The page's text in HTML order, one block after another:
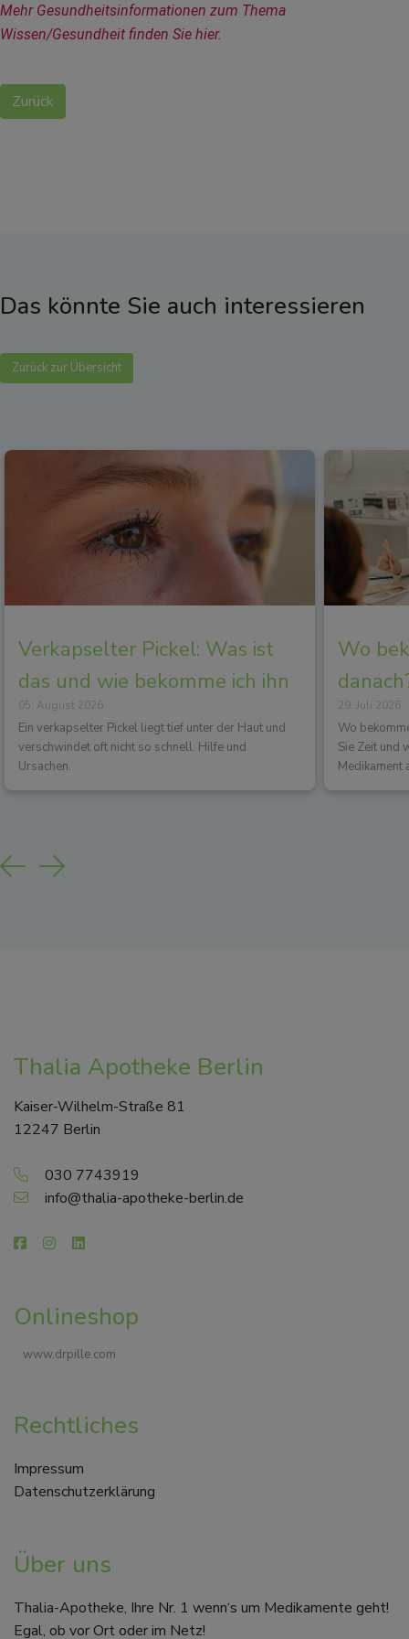
Zurück
Mehr Gesundheitsinformationen zum Thema
Wissen/Gesundheit finden Sie hier.
Das könnte Sie auch interessieren
Zurück zur Übersicht
Verkapselter Pickel: Was ist
das und wie bekomme ich ihn
los?
05. August 2026
Ein verkapselter Pickel liegt tief unter der Haut und
verschwindet oft nicht so schnell. Hilfe und
Ursachen.
Wo
29. Juli 2026
Wo
Sie Zeit und
Medikament
Previous
Next
Thalia Apotheke Berlin
Kaiser-Wilhelm-Straße 81
12247 Berlin
030 7743919
info@thalia-apotheke-berlin.de
Onlineshop
www.drpille.com
Rechtliches
Impressum
Datenschutzerklärung
Über uns
Thalia-Apotheke, Ihre Nr. 1 wenn‘s um Medikamente geht!
Egal, ob vor Ort oder im Netz!